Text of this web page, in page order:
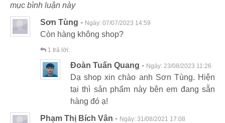
mục bình luận này
Sơn Tùng - Ngày: 07/07/2023 14:59
Còn hàng không shop?
1 trả lời:
Đoàn Tuấn Quang - Ngày: 23/08/2023 11:26
Dạ shop xin chào anh Sơn Tùng. Hiện
tại thì sản phẩm này bên em đang sẵn
hàng đó ạ!
Phạm Thị Bích Vân - Ngày: 31/08/2021 17:08